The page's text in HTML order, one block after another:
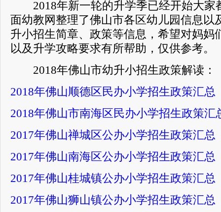
2018年新一轮的升学季已经开始大家
面幼教网整理了佛山市各区幼儿园信息以
升小招生简章、政策等信息，希望对妈妈
以及升学攻略要求有所帮助，仅供参考。
2018年佛山市幼升小招生政策解读：
2018年佛山顺德区民办小学招生政策汇总
2018年佛山市南海区民办小学招生政策汇
2017年佛山禅城区公办小学招生政策汇总
2017年佛山南海区公办小学招生政策汇总
2017年佛山桂城镇公办小学招生政策汇总
2017年佛山狮山镇公办小学招生政策汇总